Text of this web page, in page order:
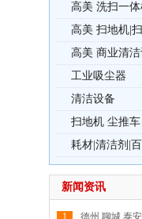
高美 洗扫一
高美 扫地机|
高美 商业清洁
工业吸尘器
清洁设备
扫地机 尘推车
耗材|清洁剂|
新闻资讯
1
德州 聊城 泰